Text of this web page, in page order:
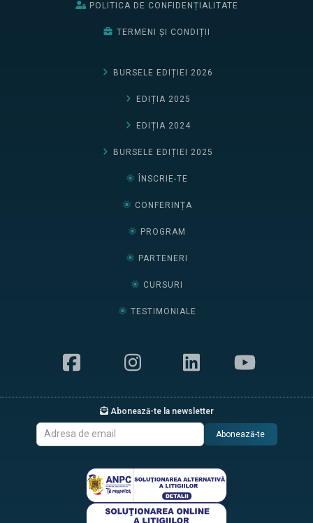
POLITICA DE CONFIDENȚIALITATE
TERMENI ȘI CONDIȚII
BURSELE EDIȚIEI 2026
EDIȚIA 2025
EDIȚIA 2024
BURSELE EDIȚIEI 2025
ÎNSCRIE-TE
CONFERINȚA
PROGRAM
PARTENERI
CURSURI
TESTIMONIALE
Abonează-te la newsletter
Abonează-te